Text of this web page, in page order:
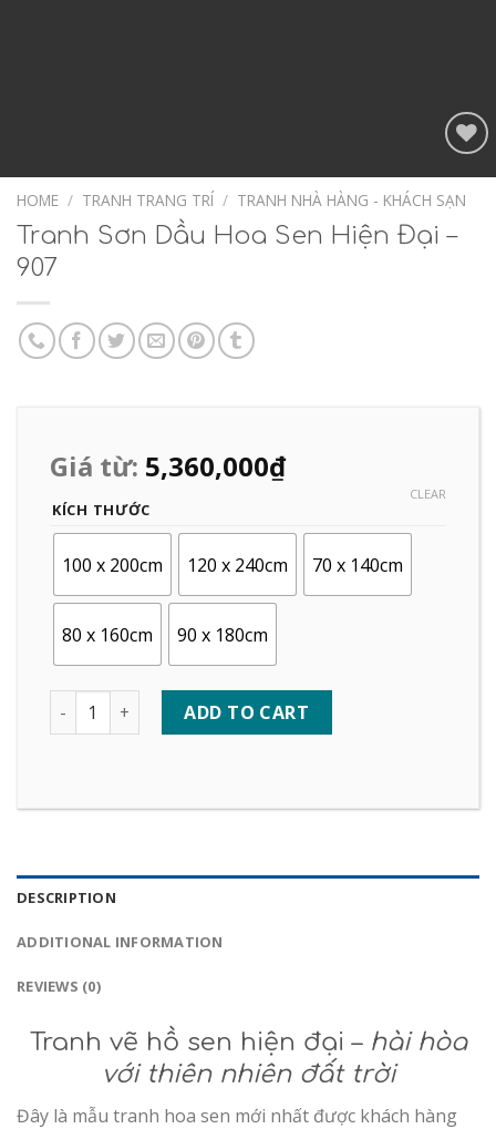
Add to
Wishlist
HOME / TRANH TRANG TRÍ / TRANH NHÀ HÀNG - KHÁCH SẠN
Tranh Sơn Dầu Hoa Sen Hiện Đại –
907
Giá từ: 5,360,000₫
KÍCH THƯỚC
100 x 200cm 120 x 240cm 70 x 140cm
80 x 160cm 90 x 180cm
CLEAR
Quantity ADD TO CART
DESCRIPTION
ADDITIONAL INFORMATION
REVIEWS (0)
Tranh vẽ hồ sen hiện đại – hài hòa
với thiên nhiên đất trời
Đây là mẫu tranh hoa sen mới nhất được khách hàng